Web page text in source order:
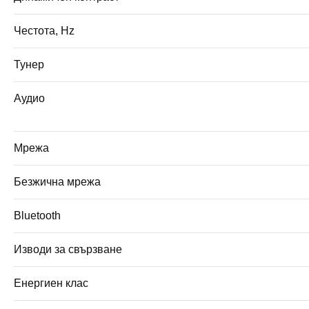
Честота, Hz
Тунер
Аудио
Мрежа
Безжична мрежа
Bluetooth
Изводи за свързване
Енергиен клас